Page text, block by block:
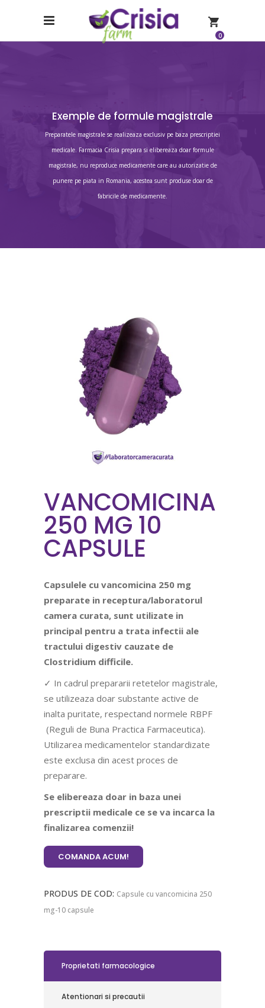
0
Exemple de formule magistrale
Preparatele magistrale se realizeaza exclusiv pe baza prescriptiei
medicale. Farmacia Crisia prepara si elibereaza doar formule
magistrale, nu reproduce medicamente care au autorizatie de
punere pe piata in Romania, acestea sunt produse doar de
fabricile de medicamente.
VANCOMICINA
250 MG 10
CAPSULE
Capsulele cu vancomicina 250 mg
preparate in receptura/laboratorul
camera curata, sunt utilizate in
principal pentru a trata infectii ale
tractului digestiv cauzate de
Clostridium difficile.
✓ In cadrul prepararii retetelor magistrale,
se utilizeaza doar substante active de
inalta puritate, respectand normele RBPF
(Reguli de Buna Practica Farmaceutica).
Utilizarea medicamentelor standardizate
este exclusa din acest proces de
preparare.
Se elibereaza doar in baza unei
prescriptii medicale ce se va incarca la
finalizarea comenzii!
COMANDA ACUM!
PRODUS DE COD: Capsule cu vancomicina 250
mg-10 capsule
Proprietati farmacologice
Atentionari si precautii